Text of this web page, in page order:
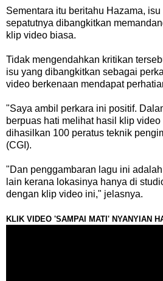
Sementara itu beritahu Hazama,
sepatutnya dibangkitkan
klip video biasa.
Tidak mengendahkan kritikan
isu yang dibangkitkan sebagai
video berkenaan mendapat
"Saya ambil perkara ini positif.
berpuas hati melihat hasil klip
dihasilkan 100 peratus teknik
(CGI).
"Dan penggambaran lagu ini
lain kerana lokasinya hanya di
dengan klip video ini," jelasnya.
KLIK VIDEO 'SAMPAI MATI' NYANYIAN